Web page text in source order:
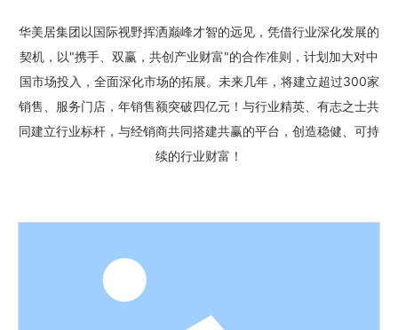
华美居集团以国际视野挥洒巅峰才智的远见，凭借行业深化发展的
契机，以"携手、双赢，共创产业财富"的合作准则，计划加大对中
国市场投入，全面深化市场的拓展。未来几年，将建立超过300家
销售、服务门店，年销售额突破四亿元！与行业精英、有志之士共
同建立行业标杆，与经销商共同搭建共赢的平台，创造稳健、可持
续的行业财富！